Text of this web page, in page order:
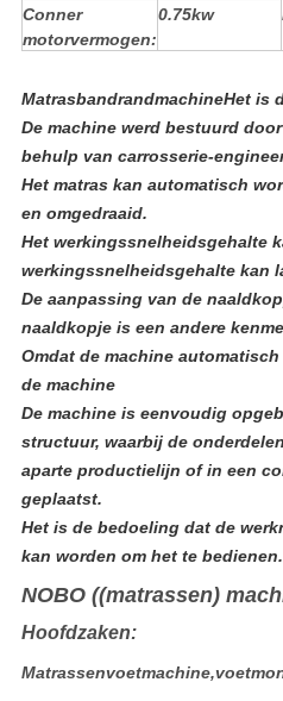
Conner
motorvermogen:
0.75kw
MatrasbandrandmachineHet is
De machine werd bestuurd
behulp van carrosserie-
Het matras kan automatisch
en omgedraaid.
Het werkingssnelheidsgehalte
werkingssnelheidsgehalte kan
De aanpassing van de
naaldkopje is een andere
Omdat de machine
de machine
De machine is eenvoudig
structuur, waarbij de
aparte productielijn of in een
geplaatst.
Het is de bedoeling dat de
kan worden om het te bedienen.
NOBO ((matrassen)
Hoofdzaken: